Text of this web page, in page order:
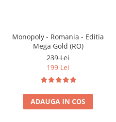
Monopoly - Romania - Editia
Mega Gold (RO)
239 Lei
199 Lei
ADAUGA IN COS